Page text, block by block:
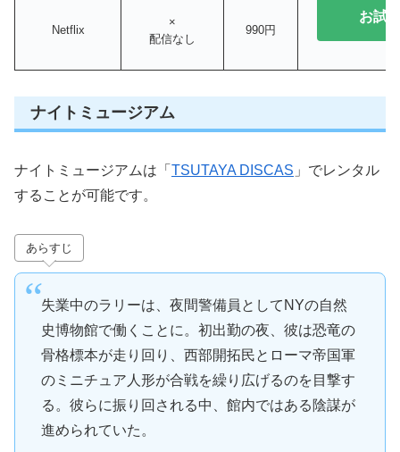
Netflix
×
配信なし
990円
お試
ナイトミュージアム
ナイトミュージアムは「 TSUTAYA DISCAS 」でレンタル
することが可能です。
あらすじ
失業中のラリーは、夜間警備員としてNYの自然
史博物館で働くことに。初出勤の夜、彼は恐竜の
骨格標本が走り回り、西部開拓民とローマ帝国軍
のミニチュア人形が合戦を繰り広げるのを目撃す
る。彼らに振り回される中、館内ではある陰謀が
進められていた。